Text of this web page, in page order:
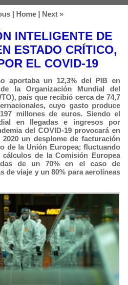
| Home | Next »
INTELIGENTE DE
ESTADO CRÍTICO,
EL COVID-19
aportaba un 12,3% del PIB en
la Organización Mundial del
país que recibió cerca de 74,7
cuyo gasto produce
millones de euros. Siendo el
en llegadas e ingresos por
del COVID-19 provocará en
un desplome de facturación
de la Unión Europea; fluctuando
de la Comisión Europea
de un 70% en el caso de
de viaje y un 80% para aerolíneas